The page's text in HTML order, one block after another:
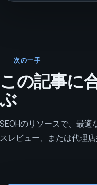
次の一手
この記事に
ぶ
SEOHのリソースで、最
スレビュー、または代理